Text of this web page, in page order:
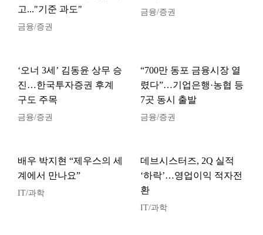
고..."기준 과도"
금융/증권
금융/증권
‘오너 3세’ 김동윤 상무 승
진…한국투자증권 후계
구도 주목
금융/증권
“700만 동포 금융시장 열
렸다”…기업은행·농협 등
7곳 동시 출발
금융/증권
배우 박지현 “제우스의 세
계에서 만나요”
IT/과학
데브시스터즈, 2Q 실적
‘하락’…영업이익 적자전
환
IT/과학